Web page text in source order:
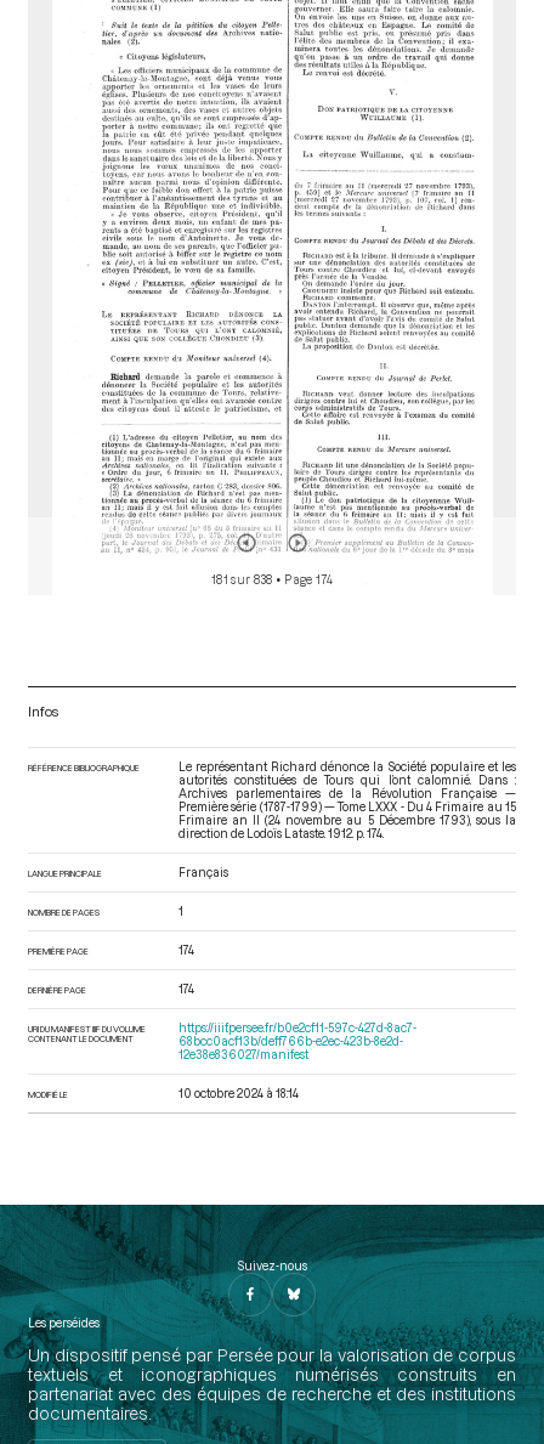
181 sur 838 • Page 174
Infos
RÉFÉRENCE BIBLIOGRAPHIQUE
Le représentant Richard dénonce la Société populaire et les
autorités constituées de Tours qui l’ont calomnié. Dans :
Archives parlementaires de la Révolution Française —
Première série (1787-1799) — Tome LXXX - Du 4 Frimaire au 15
Frimaire an II (24 novembre au 5 Décembre 1793), sous la
direction de Lodoïs Lataste. 1912. p. 174.
LANGUE PRINCIPALE Français
NOMBRE DE PAGES 1
PREMIÈRE PAGE 174
DERNIÈRE PAGE 174
URI DU MANIFEST IIIF DU VOLUME
CONTENANT LE DOCUMENT
https://iiif.persee.fr/b0e2cf11-597c-427d-8ac7-
68bcc0acf13b/deff766b-e2ec-423b-8e2d-
12e38e836027/manifest
MODIFIÉ LE 10 octobre 2024 à 18:14
Suivez-nous
Les perséides
Un dispositif pensé par Persée pour la valorisation de corpus
textuels et iconographiques numérisés construits en
partenariat avec des équipes de recherche et des institutions
documentaires.